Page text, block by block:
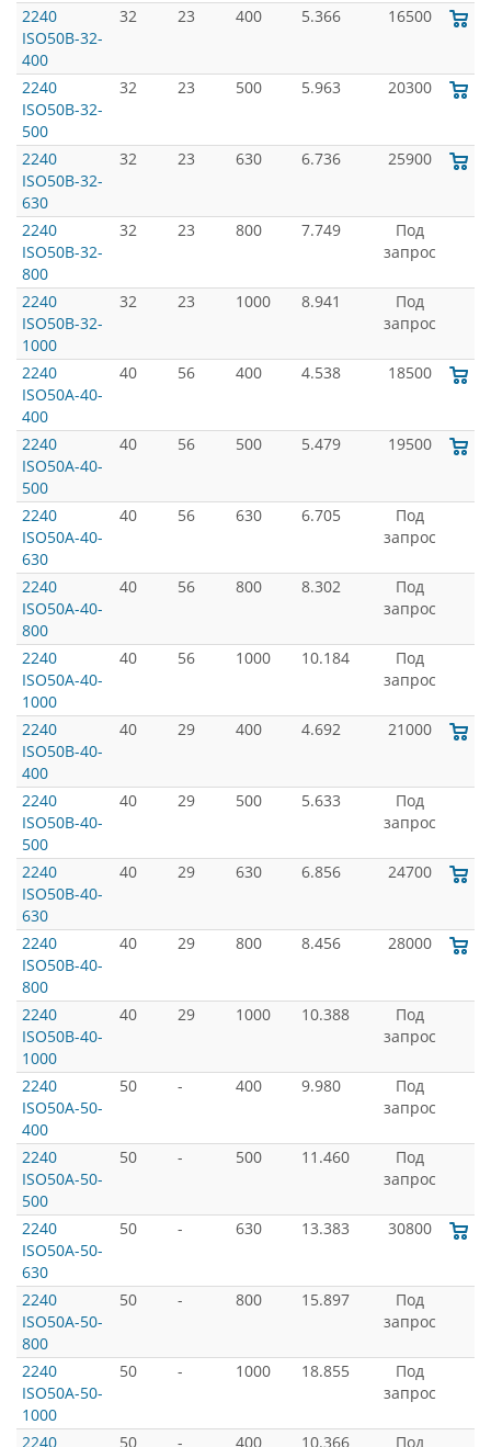
2240
ISO50B-32-
400
32 23 400 5.366 16500
2240
ISO50B-32-
500
32 23 500 5.963 20300
2240
ISO50B-32-
630
32 23 630 6.736 25900
2240
ISO50B-32-
800
32 23 800 7.749
Под
запрос
2240
ISO50B-32-
1000
32 23 1000 8.941
Под
запрос
2240
ISO50A-40-
400
40 56 400 4.538 18500
2240
ISO50A-40-
500
40 56 500 5.479 19500
2240
ISO50A-40-
630
40 56 630 6.705
Под
запрос
2240
ISO50A-40-
800
40 56 800 8.302
Под
запрос
2240
ISO50A-40-
1000
40 56 1000 10.184
Под
запрос
2240
ISO50B-40-
400
40 29 400 4.692 21000
2240
ISO50B-40-
500
40 29 500 5.633
Под
запрос
2240
ISO50B-40-
630
40 29 630 6.856 24700
2240
ISO50B-40-
800
40 29 800 8.456 28000
2240
ISO50B-40-
1000
40 29 1000 10.388
Под
запрос
2240
ISO50A-50-
400
50 - 400 9.980
Под
запрос
2240
ISO50A-50-
500
50 - 500 11.460
Под
запрос
2240
ISO50A-50-
630
50 - 630 13.383 30800
2240
ISO50A-50-
800
50 - 800 15.897
Под
запрос
2240
ISO50A-50-
1000
50 - 1000 18.855
Под
запрос
2240
50 - 400 10.366
Под